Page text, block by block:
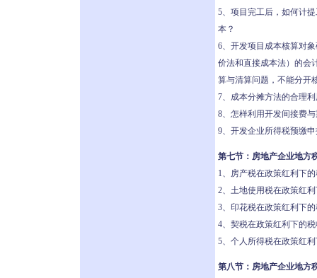
5、项目完工后，如何计
本？
6、开发项目成本核算对
价法和直接成本法）的会
算与清算问题，不能分开
7、成本分摊方法的合理
8、怎样利用开发间接费
9、开发企业所得税预缴
第七节：房地产企业地方
1、房产税在政策红利下
2、土地使用税在政策红
3、印花税在政策红利下
4、契税在政策红利下的
5、个人所得税在政策红
第八节：房地产企业地方